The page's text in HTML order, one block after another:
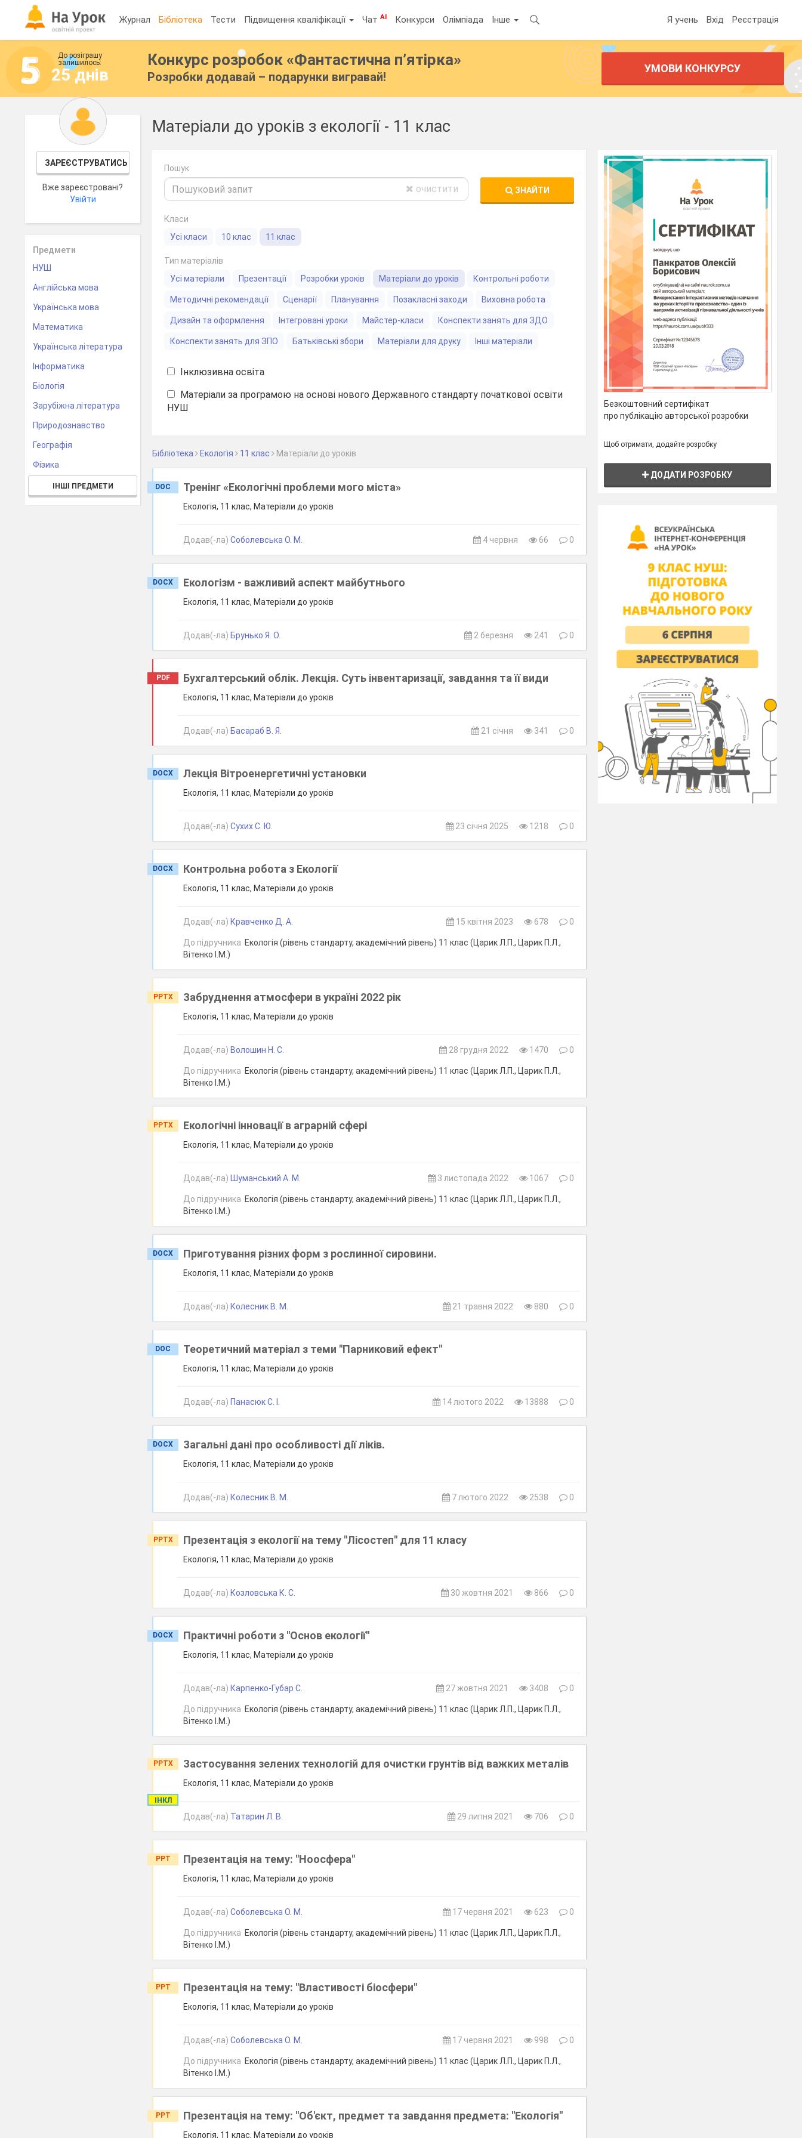
Журнал Бібліотека Тести Підвищення кваліфікації ЧатAI Конкурси Олімпіада Інше Я учень Вхід Реєстрація
До розіграшу
залишилось:
25 днів
Конкурс розробок «Фантастична п’ятірка»
Розробки додавай – подарунки вигравай!
УМОВИ КОНКУРСУ
ЗАРЕЄСТРУВАТИСЬ
Вже зареєстровані?
Увійти
Предмети
НУШ
Англійська мова
Українська мова
Математика
Українська література
Інформатика
Біологія
Зарубіжна література
Природознавство
Географія
Фізика
ІНШІ ПРЕДМЕТИ
Матеріали до уроків з екології - 11 клас
Пошук
очистити ЗНАЙТИ
Класи
Усі класи
10 клас 11 клас
Тип матеріалів
Усі матеріали
Презентації Розробки уроків Матеріали до уроків Контрольні роботи
Методичні рекомендації Сценарії Планування Позакласні заходи Виховна робота
Дизайн та оформлення Інтегровані уроки Майстер-класи Конспекти занять для ЗДО
Конспекти занять для ЗПО Батьківські збори Матеріали для друку Інші матеріали
Інклюзивна освіта
Матеріали за програмою на основі нового Державного стандарту початкової освіти
НУШ
Бібліотека Екологія 11 клас Матеріали до уроків
DOC Тренінг «Екологічні проблеми мого міста»
Екологія, 11 клас, Матеріали до уроків
Додав(-ла)Соболевська О. М. 4 червня 66 0
DOCX Екологізм - важливий аспект майбутнього
Екологія, 11 клас, Матеріали до уроків
Додав(-ла) Брунько Я. О. 2 березня 241 0
PDF Бухгалтерський облік. Лекція. Суть інвентаризації, завдання та її види
Екологія, 11 клас, Матеріали до уроків
Додав(-ла) Басараб В. Я. 21 січня 341 0
DOCX Лекція Вітроенергетичні установки
Екологія, 11 клас, Матеріали до уроків
Додав(-ла)Сухих С. Ю. 23 січня 2025 1218 0
DOCX Контрольна робота з Екології
Екологія, 11 клас, Матеріали до уроків
Додав(-ла) Кравченко Д. А. 15 квітня 2023 678 0
До підручника Екологія (рівень стандарту, академічний рівень) 11 клас (Царик Л.П., Царик П.Л.,
Вітенко І.М.)
PPTX Забруднення атмосфери в україні 2022 рік
Екологія, 11 клас, Матеріали до уроків
Додав(-ла) Волошин Н. С. 28 грудня 2022 1470 0
До підручника Екологія (рівень стандарту, академічний рівень) 11 клас (Царик Л.П., Царик П.Л.,
Вітенко І.М.)
PPTX Екологічні інновації в аграрній сфері
Екологія, 11 клас, Матеріали до уроків
Додав(-ла) Шуманський А. М. 3 листопада 2022 1067 0
До підручника Екологія (рівень стандарту, академічний рівень) 11 клас (Царик Л.П., Царик П.Л.,
Вітенко І.М.)
DOCX Приготування різних форм з рослинної сировини.
Екологія, 11 клас, Матеріали до уроків
Додав(-ла) Колесник В. М. 21 травня 2022 880 0
DOC Теоретичний матеріал з теми "Парниковий ефект"
Екологія, 11 клас, Матеріали до уроків
Додав(-ла) Панасюк С. І. 14 лютого 2022 13888 0
DOCX Загальні дані про особливості дії ліків.
Екологія, 11 клас, Матеріали до уроків
Додав(-ла) Колесник В. М. 7 лютого 2022 2538 0
PPTX Презентація з екології на тему "Лісостеп" для 11 класу
Екологія, 11 клас, Матеріали до уроків
Додав(-ла) Козловська К. С. 30 жовтня 2021 866 0
DOCX Практичні роботи з "Основ екології"
Екологія, 11 клас, Матеріали до уроків
Додав(-ла) Карпенко-Губар С. 27 жовтня 2021 3408 0
До підручника Екологія (рівень стандарту, академічний рівень) 11 клас (Царик Л.П., Царик П.Л.,
Вітенко І.М.)
PPTX
ІНКЛ
Застосування зелених технологій для очистки грунтів від важких металів
Екологія, 11 клас, Матеріали до уроків
Додав(-ла) Татарин Л. В. 29 липня 2021 706 0
PPT Презентація на тему: "Ноосфера"
Екологія, 11 клас, Матеріали до уроків
Додав(-ла)Соболевська О. М. 17 червня 2021 623 0
До підручника Екологія (рівень стандарту, академічний рівень) 11 клас (Царик Л.П., Царик П.Л.,
Вітенко І.М.)
PPT Презентація на тему: "Властивості біосфери"
Екологія, 11 клас, Матеріали до уроків
Додав(-ла)Соболевська О. М. 17 червня 2021 998 0
До підручника Екологія (рівень стандарту, академічний рівень) 11 клас (Царик Л.П., Царик П.Л.,
Вітенко І.М.)
PPT Презентація на тему: "Об'єкт, предмет та завдання предмета: "Екологія"
Екологія, 11 клас, Матеріали до уроків
Безкоштовний сертифікат
про публікацію авторської розробки
Щоб отримати, додайте розробку
ДОДАТИ РОЗРОБКУ